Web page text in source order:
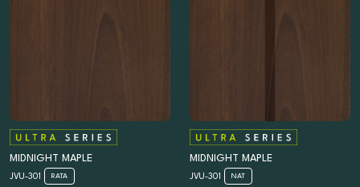
MIDNIGHT MAPLE
JVU-301 RATA
MIDNIGHT MAPLE
JVU-301 NAT